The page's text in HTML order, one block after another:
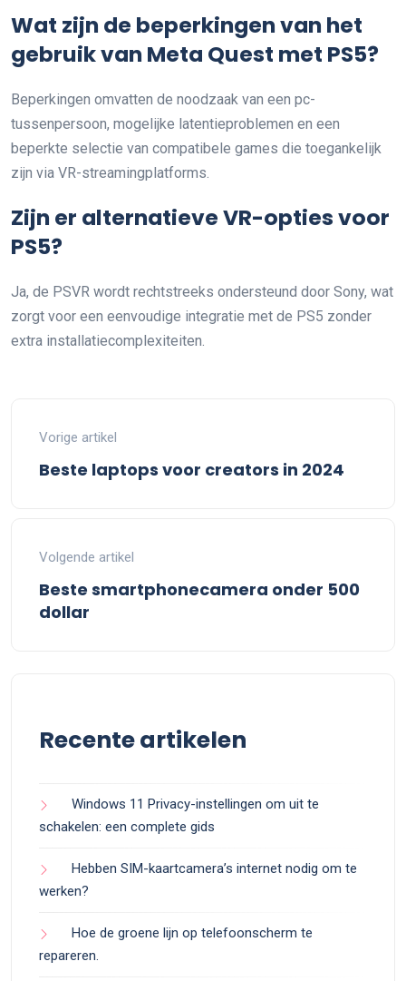
Wat zijn de beperkingen van het
gebruik van Meta Quest met PS5?
Beperkingen omvatten de noodzaak van een pc-
tussenpersoon, mogelijke latentieproblemen en een
beperkte selectie van compatibele games die toegankelijk
zijn via VR-streamingplatforms.
Zijn er alternatieve VR-opties voor
PS5?
Ja, de PSVR wordt rechtstreeks ondersteund door Sony, wat
zorgt voor een eenvoudige integratie met de PS5 zonder
extra installatiecomplexiteiten.
Vorige artikel
Beste laptops voor creators in 2024
Volgende artikel
Beste smartphonecamera onder 500
dollar
Recente artikelen
Windows 11 Privacy-instellingen om uit te
schakelen: een complete gids
Hebben SIM-kaartcamera’s internet nodig om te
werken?
Hoe de groene lijn op telefoonscherm te
repareren.